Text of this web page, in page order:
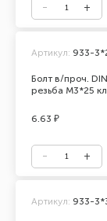
Болт в/проч.
резьба М3*25
Артикул: 933-
6.63 ₽
Артикул: 933-